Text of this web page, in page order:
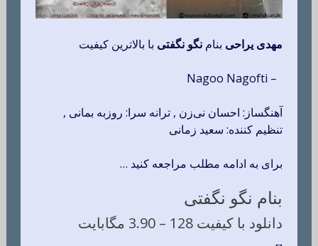
مهدی یراحی بنام نگو نگفتی با بالاترین کیفیت
– Nagoo Nagofti
آهنگساز: احسان نی‌زن , ترانه سرا: روزبه بمانی ,
تنظیم کننده: سعید زمانی
برای به ادامه مطلب مراجعه کنید …
بنام نگو نگفتی
دانلود با کیفیت 128 – 3.90 مگابایت